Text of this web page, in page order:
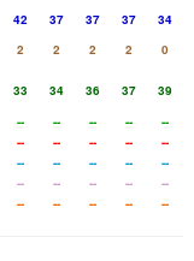
42 37 37 37
34
2 2 2 2
0
33 34 36 37
39
-- -- -- --
--
-- -- -- --
--
-- -- -- --
--
-- -- -- --
--
-- -- -- -- --